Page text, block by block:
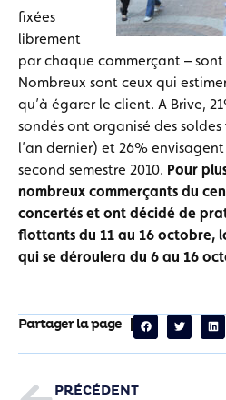
fixées
librement
par chaque commerçant –
Nombreux sont ceux qui
qu’à égarer le client. A Brive,
sondés ont organisé des
l’an dernier) et 26%
second semestre 2010. Pour
nombreux commerçants du
concertés et ont décidé de
flottants du 11 au 16 octobre,
qui se déroulera du 6 au 16
Partager la page
PRÉCÉDENT